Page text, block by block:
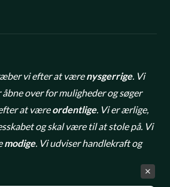
vi efter at værenysgerrige. Vi
over for muligheder og søger
at væreordentlige. Vi er ærlige,
og skal være til at stole på. Vi
modige. Vi udviser handlekraft og